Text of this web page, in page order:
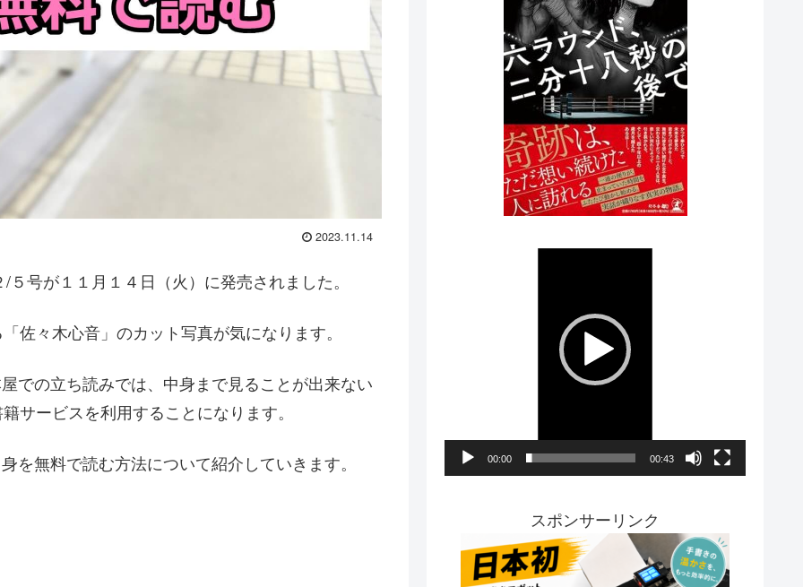
2023.11.14
号が１１月１４日（火）に発売されました。
佐々木心音」のカット写真が気になります。
での立ち読みでは、中身まで見ることが出来ない
サービスを利用することになります。
を無料で読む方法について紹介していきます。
レ
ー
ヤ
00:00 00:43
スポンサーリンク